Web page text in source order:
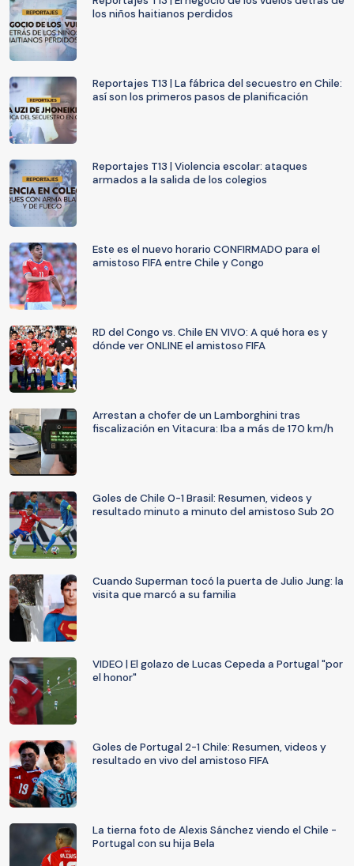
los niños haitianos perdidos
Reportajes T13 | La fábrica del secuestro en Chile:
así son los primeros pasos de planificación
Reportajes T13 | Violencia escolar: ataques
armados a la salida de los colegios
Este es el nuevo horario CONFIRMADO para el
amistoso FIFA entre Chile y Congo
RD del Congo vs. Chile EN VIVO: A qué hora es y
dónde ver ONLINE el amistoso FIFA
Arrestan a chofer de un Lamborghini tras
fiscalización en Vitacura: Iba a más de 170 km/h
Goles de Chile 0-1 Brasil: Resumen, videos y
resultado minuto a minuto del amistoso Sub 20
Cuando Superman tocó la puerta de Julio Jung: la
visita que marcó a su familia
VIDEO | El golazo de Lucas Cepeda a Portugal "por
el honor"
Goles de Portugal 2-1 Chile: Resumen, videos y
resultado en vivo del amistoso FIFA
La tierna foto de Alexis Sánchez viendo el Chile -
Portugal con su hija Bela